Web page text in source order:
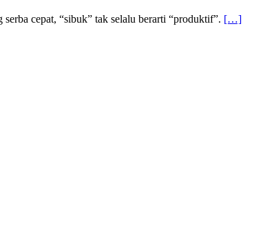
cepat, “sibuk” tak selalu berarti “produktif”. […]